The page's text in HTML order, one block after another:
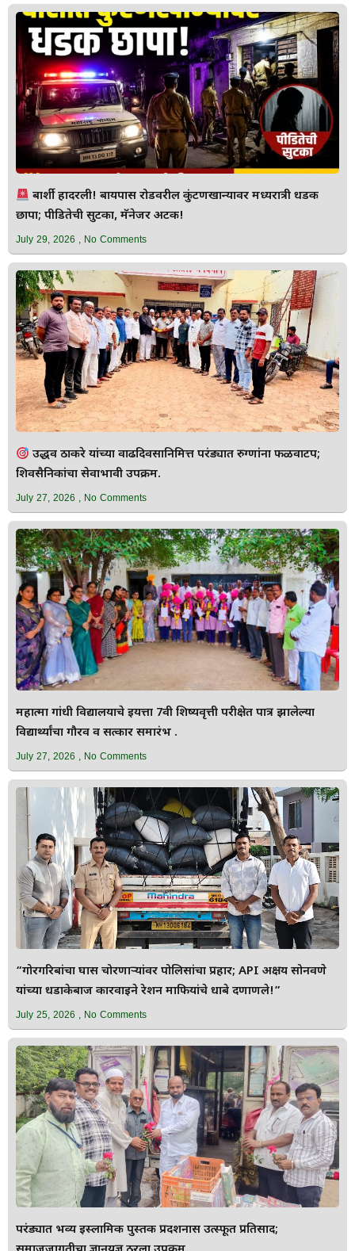
बार्शी हादरली! बायपास रोडवरील कुंटणखान्यावर मध्यरात्री धडक
छापा; पीडितेची सुटका, मॅनेजर अटक!
July 29, 2026 No Comments
उद्धव ठाकरे यांच्या वाढदिवसानिमित्त परंड्यात रुग्णांना फळवाटप;
शिवसैनिकांचा सेवाभावी उपक्रम.
July 27, 2026 No Comments
महात्मा गांधी विद्यालयाचे इयत्ता 7वी शिष्यवृत्ती परीक्षेत पात्र झालेल्या
विद्यार्थ्यांचा गौरव व सत्कार समारंभ .
July 27, 2026 No Comments
“गोरगरिबांचा घास चोरणाऱ्यांवर पोलिसांचा प्रहार; API अक्षय सोनवणे
यांच्या धडाकेबाज कारवाईने रेशन माफियांचे धाबे दणाणले!”
July 25, 2026 No Comments
परंड्यात भव्य इस्लामिक पुस्तक प्रदर्शनास उत्स्फूर्त प्रतिसाद;